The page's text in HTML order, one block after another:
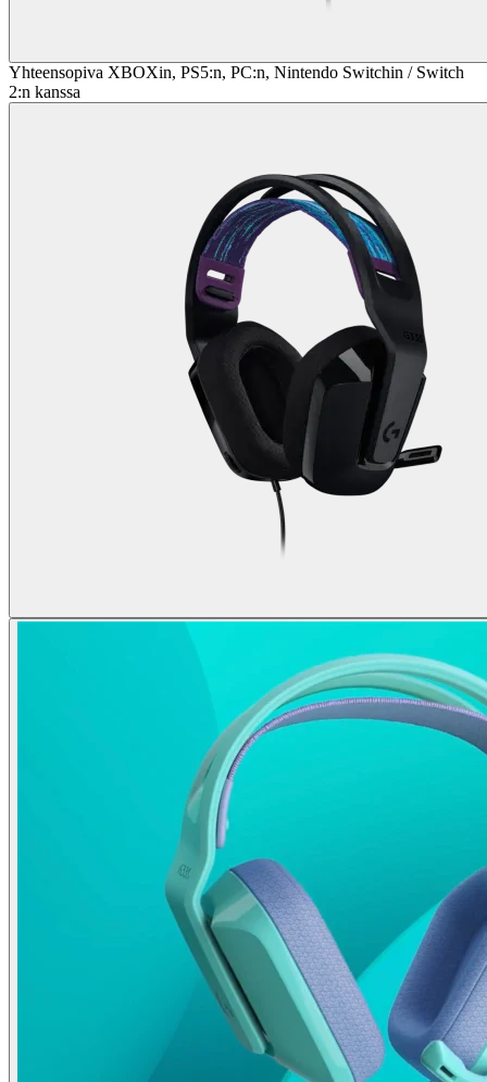
Yhteensopiva XBOXin, PS5:n, PC:n, Nintendo Switchin / Switch
2:n kanssa